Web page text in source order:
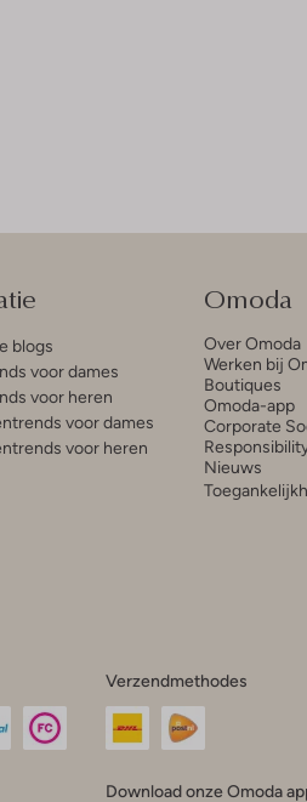
blogs
voor dames
voor heren
voor dames
voor heren
Omoda
Over Omoda
Werken bij
Boutiques
Omoda-app
Corporate
Nieuws
Verzendmethodes
Download onze Omoda